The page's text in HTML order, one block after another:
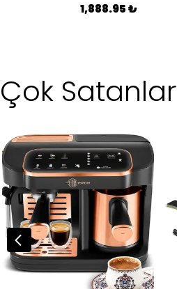
1,888.95 ₺
Çok Satanlar